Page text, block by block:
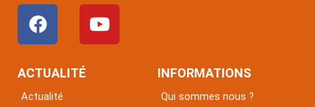
F
a
c
e
Y
o
u
ACTUALITÉ
Actualité
INFORMATIONS
Qui sommes nous ?